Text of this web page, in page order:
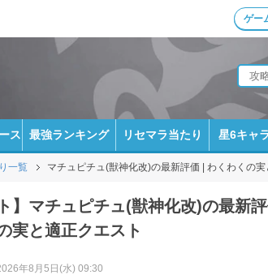
ゲー
ス 最強ランキング リセマラ当たり 星6キャ
一覧 マチュピチュ(獣神化改)の最新評価 | わくわくの実
】マチュピチュ(獣神化改)の最新評
実と適正クエスト
年8月5日(水) 09:30